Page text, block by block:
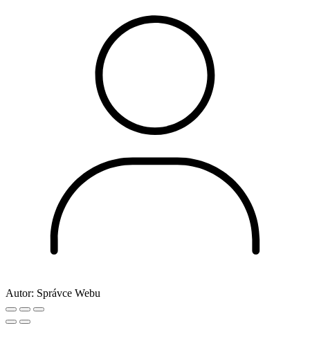
Autor: Správce Webu